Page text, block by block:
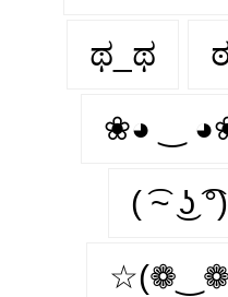
ಥ_ಥ
❀◕ ‿
( ͡~ ͜ʖ ͡°)